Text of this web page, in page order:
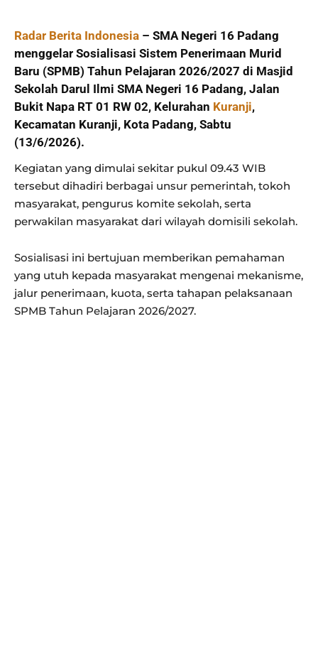
Radar Berita Indonesia – SMA Negeri 16 Padang
menggelar Sosialisasi Sistem Penerimaan Murid
Baru (SPMB) Tahun Pelajaran 2026/2027 di Masjid
Sekolah Darul Ilmi SMA Negeri 16 Padang, Jalan
Bukit Napa RT 01 RW 02, Kelurahan Kuranji,
Kecamatan Kuranji, Kota Padang, Sabtu
(13/6/2026).
Kegiatan yang dimulai sekitar pukul 09.43 WIB
tersebut dihadiri berbagai unsur pemerintah, tokoh
masyarakat, pengurus komite sekolah, serta
perwakilan masyarakat dari wilayah domisili sekolah.
Sosialisasi ini bertujuan memberikan pemahaman
yang utuh kepada masyarakat mengenai mekanisme,
jalur penerimaan, kuota, serta tahapan pelaksanaan
SPMB Tahun Pelajaran 2026/2027.